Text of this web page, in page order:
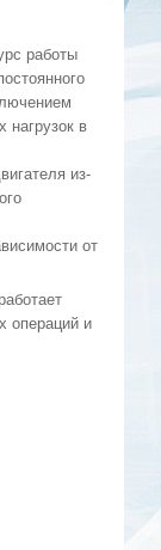
работы
нагрузок в
из-
от
операций и